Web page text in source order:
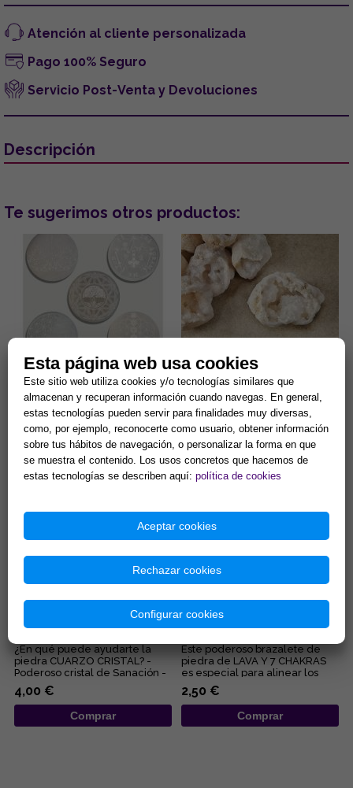
Atención al cliente personalizada
Pago 100% Seguro
Servicio Post-Venta y Devoluciones
Descripción
Te sugerimos otros productos:
DISCO DE SELENITA
GRABADO. MODELOS
SURTIDOS (15 cm.)
Gran capacidad para la
limpieza de minerales y
energias negativas.
Propiedades purificantes y
protectoras....
7,90 €
Comprar
GEODA CUARZO CRISTAL 4-
¿Sientes tu hogar pesado o
estancado? Despierta la
energía de tu entorno con el
sanador maestro de la
naturale...
2,44 €
Comprar
PULSERA ELASTICA BOLA
4MM CUARZO CRISTAL
¿En qué puede ayudarte la
piedra CUARZO CRISTAL? -
Poderoso cristal de Sanación -
Limpia y purifica a nivel ...
4,00 €
Comprar
PULSERA ELASTICA BOLA
8MM LAVA Y 7 CHAKRAS
Este poderoso brazalete de
piedra de LAVA Y 7 CHAKRAS
es especial para alinear los
centros energéticos corpora...
2,50 €
Comprar
Esta página web usa cookies
Este sitio web utiliza cookies y/o tecnologías similares que
almacenan y recuperan información cuando navegas. En general,
estas tecnologías pueden servir para finalidades muy diversas,
como, por ejemplo, reconocerte como usuario, obtener información
sobre tus hábitos de navegación, o personalizar la forma en que
se muestra el contenido. Los usos concretos que hacemos de
estas tecnologías se describen aquí: política de cookies
Aceptar cookies
Rechazar cookies
Configurar cookies